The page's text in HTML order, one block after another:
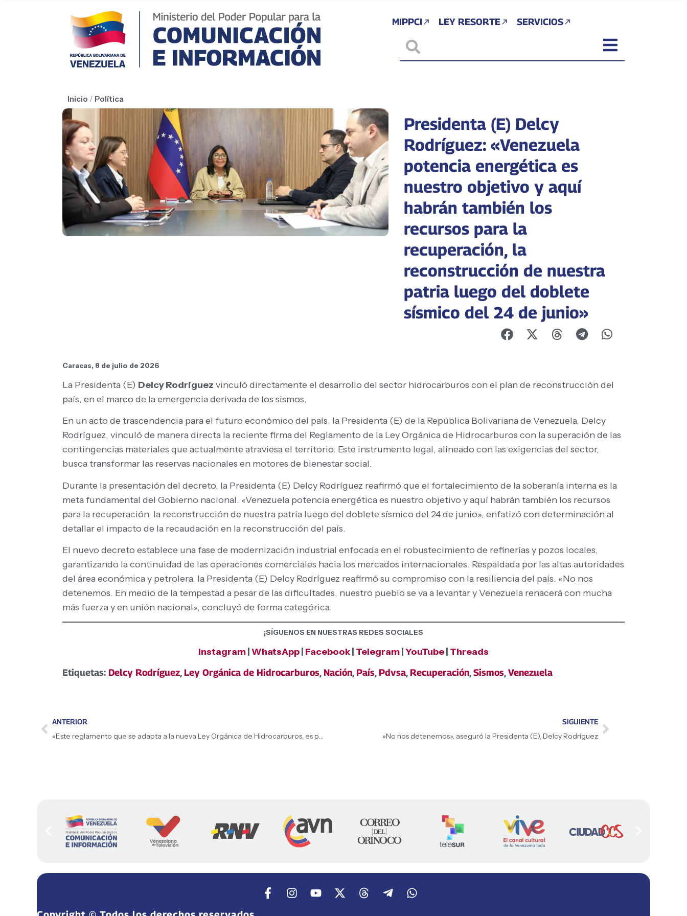
MIPPCI LEY RESORTE SERVICIOS
Inicio / Política
Presidenta (E) Delcy
Rodríguez: «Venezuela
potencia energética es
nuestro objetivo y aquí
habrán también los
recursos para la
recuperación, la
reconstrucción de nuestra
patria luego del doblete
sísmico del 24 de junio»
Caracas, 8 de julio de 2026
La Presidenta (E) Delcy Rodríguez vinculó directamente el desarrollo del sector hidrocarburos con el plan de reconstrucción del
país, en el marco de la emergencia derivada de los sismos.
En un acto de trascendencia para el futuro económico del país, la Presidenta (E) de la República Bolivariana de Venezuela, Delcy
Rodríguez, vinculó de manera directa la reciente firma del Reglamento de la Ley Orgánica de Hidrocarburos con la superación de las
contingencias materiales que actualmente atraviesa el territorio. Este instrumento legal, alineado con las exigencias del sector,
busca transformar las reservas nacionales en motores de bienestar social.
Durante la presentación del decreto, la Presidenta (E) Delcy Rodríguez reafirmó que el fortalecimiento de la soberanía interna es la
meta fundamental del Gobierno nacional. «Venezuela potencia energética es nuestro objetivo y aquí habrán también los recursos
para la recuperación, la reconstrucción de nuestra patria luego del doblete sísmico del 24 de junio», enfatizó con determinación al
detallar el impacto de la recaudación en la reconstrucción del país.
El nuevo decreto establece una fase de modernización industrial enfocada en el robustecimiento de refinerías y pozos locales,
garantizando la continuidad de las operaciones comerciales hacia los mercados internacionales. Respaldada por las altas autoridades
del área económica y petrolera, la Presidenta (E) Delcy Rodríguez reafirmó su compromiso con la resiliencia del país. «No nos
detenemos. En medio de la tempestad a pesar de las dificultades, nuestro pueblo se va a levantar y Venezuela renacerá con mucha
más fuerza y en unión nacional», concluyó de forma categórica.
¡SÍGUENOS EN NUESTRAS REDES SOCIALES
Instagram WhatsApp Facebook Telegram YouTube Threads
Etiquetas: Delcy Rodríguez, Ley Orgánica de Hidrocarburos, Nación, País, Pdvsa, Recuperación,Sismos,Venezuela
ANTERIOR
«Este reglamento que se adapta a la nueva Ley Orgánica de Hidrocarburos, es para convertir las reservas de Venezuela en el desarrollo de nuestro país», aseguró la Presidenta (E), Delcy Rodríguez
SIGUIENTE
​»No nos detenemos», aseguró la Presidenta (E), Delcy Rodríguez